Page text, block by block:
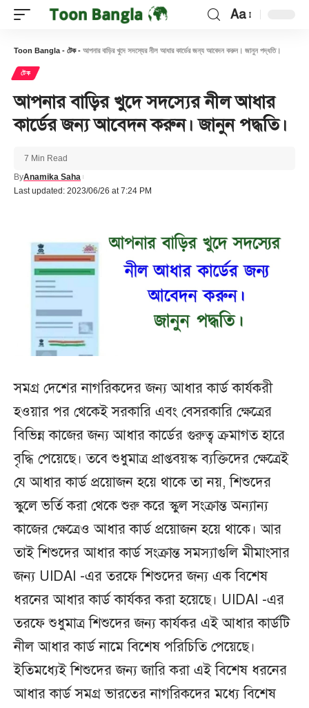
Font
Resizer
Aa
Toon Bangla - টেক- আপনার বাড়ির খুদে সদস্যের নীল আধার কার্ডের জন্য আবেদন করুন। জানুন পদ্ধতি।
টেক
আপনার বাড়ির খুদে সদস্যের নীল আধার
কার্ডের জন্য আবেদন করুন। জানুন পদ্ধতি।
Last updated: 2023/06/26 at 7:24 PM
ByAnamika Saha
7 Min Read
সমগ্র দেশের নাগরিকদের জন্য আধার কার্ড কার্যকরী
হওয়ার পর থেকেই সরকারি এবং বেসরকারি ক্ষেত্রের
বিভিন্ন কাজের জন্য আধার কার্ডের গুরুত্ব ক্রমাগত হারে
বৃদ্ধি পেয়েছে। তবে শুধুমাত্র প্রাপ্তবয়স্ক ব্যক্তিদের ক্ষেত্রেই
যে আধার কার্ড প্রয়োজন হয়ে থাকে তা নয়, শিশুদের
স্কুলে ভর্তি করা থেকে শুরু করে স্কুল সংক্রান্ত অন্যান্য
কাজের ক্ষেত্রেও আধার কার্ড প্রয়োজন হয়ে থাকে। আর
তাই শিশুদের আধার কার্ড সংক্রান্ত সমস্যাগুলি মীমাংসার
জন্য UIDAI -এর তরফে শিশুদের জন্য এক বিশেষ
ধরনের আধার কার্ড কার্যকর করা হয়েছে। UIDAI -এর
তরফে শুধুমাত্র শিশুদের জন্য কার্যকর এই আধার কার্ডটি
নীল আধার কার্ড নামে বিশেষ পরিচিতি পেয়েছে।
ইতিমধ্যেই শিশুদের জন্য জারি করা এই বিশেষ ধরনের
আধার কার্ড সমগ্র ভারতের নাগরিকদের মধ্যে বিশেষ